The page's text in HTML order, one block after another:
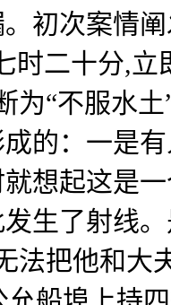
初次案情
时二十分,
为“不服水
的：一是
想起这是
生了射线
把他和大